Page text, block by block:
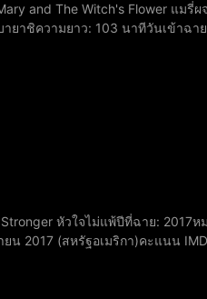
ยาชิ​ความยาว: 103 นาทีวันเข้าฉา
น 2017 (สหรัฐอเมริกา)​คะแนน